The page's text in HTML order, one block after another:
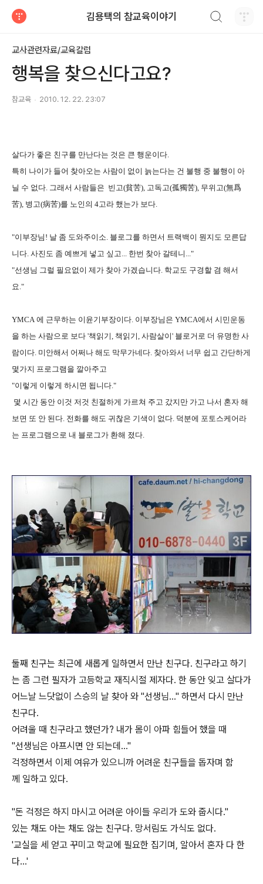
김용택의 참교육이야기
교사관련자료/교육칼럼
행복을 찾으신다고요?
참교육 2010. 12. 22. 23:07
살다가 좋은 친구를 만난다는 것은 큰 행운이다.
특히 나이가 들어 찾아오는 사람이 없이 늙는다는 건 불행 중 불행이 아
닐 수 없다. 그래서 사람들은 빈고(貧苦), 고독고(孤獨苦), 무위고(無爲
苦), 병고(病苦)를 노인의 4고라 했는가 보다.
"이부장님! 날 좀 도와주이소. 블로그를 하면서 트랙백이 뭔지도 모른답
니다. 사진도 좀 예쁘게 넣고 싶고... 한번 찾아 갈테니..."
"선생님 그럴 필요없이 제가 찾아 가겠습니다. 학교도 구경할 겸 해서
요."
YMCA 에 근무하는 이윤기부장이다. 이부장님은 YMCA에서 시민운동
을 하는 사람으로 보다 '책읽기, 책읽기, 사람살이' 블로거로 더 유명한 사
람이다. 미안해서 어쩌나 해도 막무가네다. 찾아와서 너무 쉽고 간단하게
몇가지 프로그램을 깔아주고
"이렇게 이렇게 하시면 됩니다."
몇 시간 동안 이것 저것 친절하게 가르쳐 주고 갔지만 가고 나서 혼자 해
보면 또 안 된다. 전화를 해도 귀찮은 기색이 없다. 덕분에 포토스케어라
는 프로그램으로 내 블로그가 환해 졌다.
둘째 친구는 최근에 새롭게 일하면서 만난 친구다. 친구라고 하기
는 좀 그런 필자가 고등학교 재직시절 제자다. 한 동안 잊고 살다가
어느날 느닷없이 스승의 날 찾아 와 "선생님..." 하면서 다시 만난
친구다.
어려울 때 친구라고 했던가? 내가 몸이 아파 힘들어 했을 때
"선생님은 아프시면 안 되는데..."
걱정하면서 이제 여유가 있으니까 어려운 친구들을 돕자며 함
께 일하고 있다.
"돈 걱정은 하지 마시고 어려운 아이들 우리가 도와 줍시다."
있는 채도 아는 채도 않는 친구다. 망서림도 가식도 없다.
'교실을 세 얻고 꾸미고 학교에 필요한 집기며, 알아서 혼자 다 한
다...'